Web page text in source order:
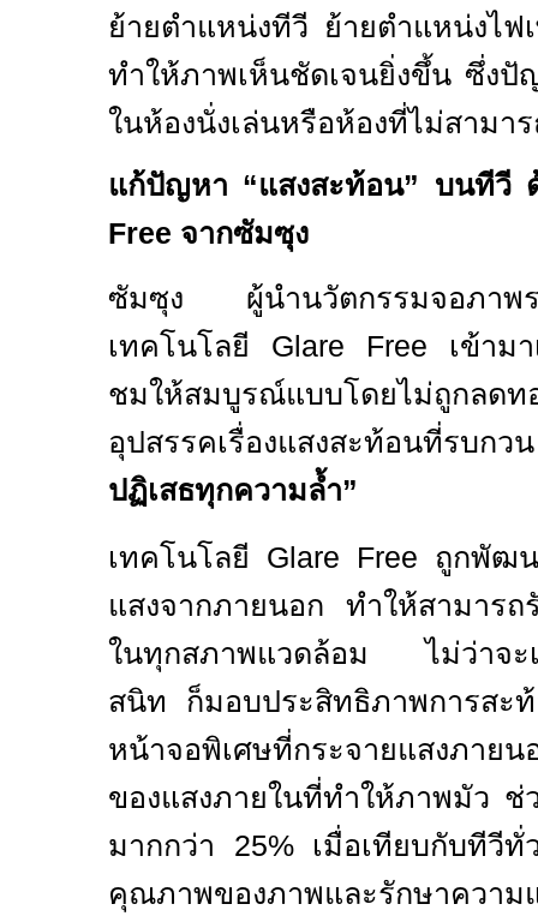
ย้ายตำแหน่งทีวี ย้ายตำแหน่งไฟ
ทำให้ภาพเห็นชัดเจนยิ่งขึ้น ซึ่ง
ในห้องนั่งเล่นหรือห้องที่ไม่สามา
แก้ปัญหา “แสงสะท้อน” บนทีวี
Free จากซัมซุง
ซัมซุง ผู้นำนวัตกรรมจอภาพ
เทคโนโลยี Glare Free เข้าม
ชมให้สมบูรณ์แบบโดยไม่ถูกลด
อุปสรรคเรื่องแสงสะท้อนที่รบก
ปฏิเสธทุกความล้ำ”
เทคโนโลยี Glare Free ถูกพัฒน
แสงจากภายนอก ทำให้สามารถ
ในทุกสภาพแวดล้อม ไม่ว่าจะเ
สนิท ก็มอบประสิทธิภาพการสะ
หน้าจอพิเศษที่กระจายแสงภายน
ของแสงภายในที่ทำให้ภาพมัว ช่
มากกว่า 25% เมื่อเทียบกับทีวี
คุณภาพของภาพและรักษาความ